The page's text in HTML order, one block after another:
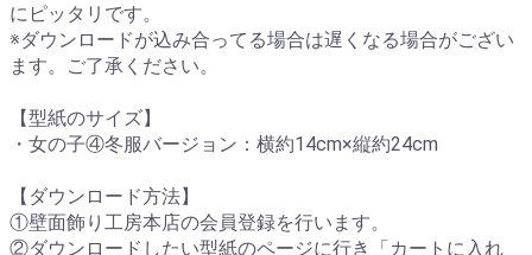
にピッタリです。
※ダウンロードが込み合ってる場合は遅くなる場合がござい
ます。ご了承ください。
【型紙のサイズ】
・女の子④冬服バージョン：横約14cm×縦約24cm
【ダウンロード方法】
①壁面飾り工房本店の会員登録を行います。
②ダウンロードしたい型紙のページに行き「カートに入れ